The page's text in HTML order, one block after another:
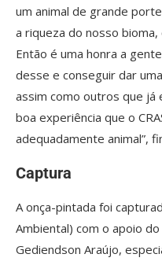
um animal de grande
a riqueza do nosso
Então é uma honra a
desse e conseguir dar
assim como outros que já
boa experiência que o
adequadamente animal”,
Captura
A onça-pintada foi
Ambiental) com o apoio
Gediendson Araújo,